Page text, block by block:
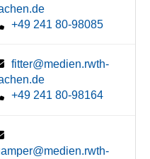
+49 241 80-98085
fitter@medien.rwth-
+49 241 80-98164